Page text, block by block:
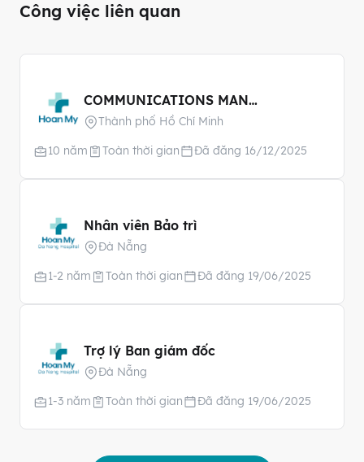
Công việc liên quan
COMMUNICATIONS MANAGER
Thành phố Hồ Chí Minh
10 năm
Toàn thời gian Đã đăng 16/12/2025
Nhân viên Bảo trì
Đà Nẵng
1-2 năm
Toàn thời gian Đã đăng 19/06/2025
Trợ lý Ban giám đốc
Đà Nẵng
1-3 năm
Toàn thời gian Đã đăng 19/06/2025